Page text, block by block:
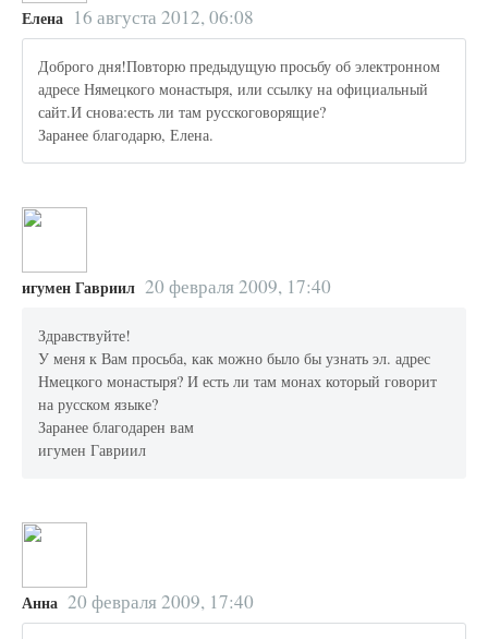
Елена 16 августа 2012, 06:08
Доброго дня!Повторю предыдущую просьбу об электронном
адресе Нямецкого монастыря, или ссылку на официальный
сайт.И снова:есть ли там русскоговорящие?
Заранее благодарю, Елена.
игумен Гавриил 20 февраля 2009, 17:40
Здравствуйте!
У меня к Вам просьба, как можно было бы узнать эл. адрес
Нмецкого монастыря? И есть ли там монах который говорит
на русском языке?
Заранее благодарен вам
игумен Гавриил
Анна 20 февраля 2009, 17:40